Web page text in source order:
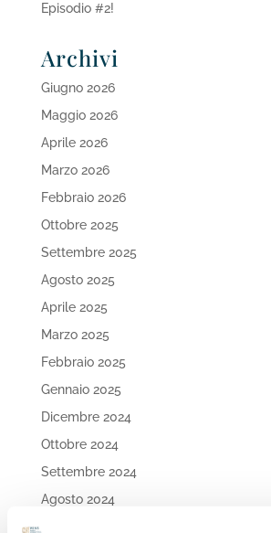
Episodio #2!
Archivi
Giugno 2026
Maggio 2026
Aprile 2026
Marzo 2026
Febbraio 2026
Ottobre 2025
Settembre 2025
Agosto 2025
Aprile 2025
Marzo 2025
Febbraio 2025
Gennaio 2025
Dicembre 2024
Ottobre 2024
Settembre 2024
Agosto 2024